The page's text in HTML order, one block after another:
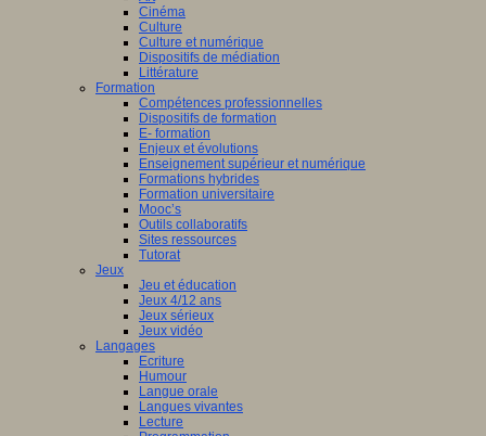
Cinéma
Culture
Culture et numérique
Dispositifs de médiation
Littérature
Formation
Compétences professionnelles
Dispositifs de formation
E- formation
Enjeux et évolutions
Enseignement supérieur et numérique
Formations hybrides
Formation universitaire
Mooc’s
Outils collaboratifs
Sites ressources
Tutorat
Jeux
Jeu et éducation
Jeux 4/12 ans
Jeux sérieux
Jeux vidéo
Langages
Ecriture
Humour
Langue orale
Langues vivantes
Lecture